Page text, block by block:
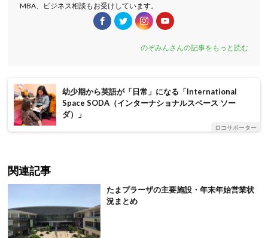
MBA、ビジネス相談もお受けしています。
のぞみんさんの記事をもっと読む
幼少期から英語が「日常」になる「International
Space SODA（インターナショナルスペース ソー
ダ）」
ロコサポーター
関連記事
たまプラーザの主要施設・年末年始営業状
況まとめ